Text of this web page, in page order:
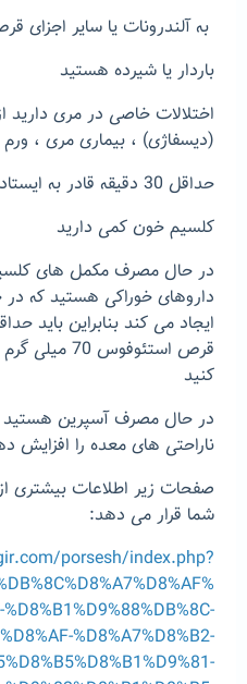
به آلندرونات یا سایر
باردار یا شیرده هستید
اختلالات خاصی در مری
(دیسفاژی) ، بیماری مری ،
حداقل 30 دقیقه قادر به ایستادن یا نشستن صحیح نیستید
کلسیم خون کمی دارید
در حال مصرف مکمل های
داروهای خوراکی هستید که
ایجاد می کند بنابراین
قرص
کنید
در حال مصرف آسپرین هستید
ناراحتی های معده را افزایش
صفحات زیر اطلاعات بیشتری
شما قرار می دهد:
porsesh/index.php?
%D8%A7%D8%B2-